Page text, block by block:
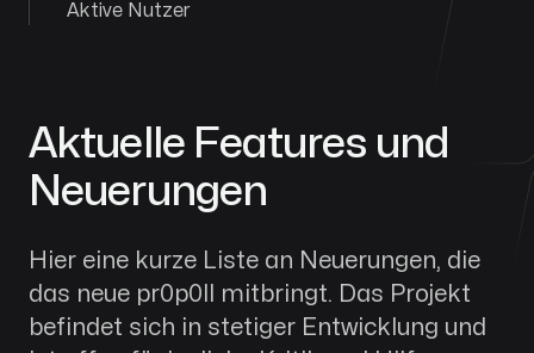
Aktive Nutzer
Aktuelle Features und
Neuerungen
Hier eine kurze Liste an Neuerungen, die
das neue pr0p0ll mitbringt. Das Projekt
befindet sich in stetiger Entwicklung und